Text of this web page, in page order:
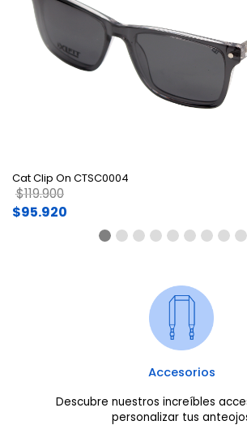
Cat Clip On CTSC0004
Price reduced from
$119.900to
$95.920
Accesorios
Descubre nuestros increíbles
personalizar tus